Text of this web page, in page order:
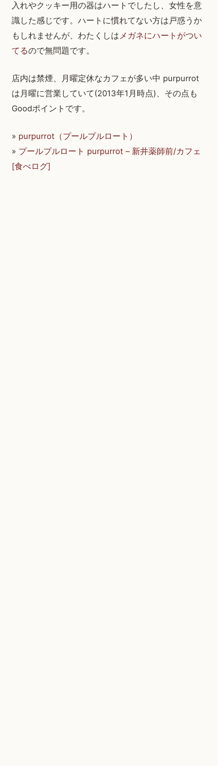
入れやクッキー用の器はハートでしたし、女性を意
識した感じです。ハートに慣れてない方は戸惑うか
もしれませんが、わたくしはメガネにハートがつい
てるので無問題です。
店内は禁煙、月曜定休なカフェが多い中 purpurrot
は月曜に営業していて(2013年1月時点)、その点も
Goodポイントです。
» purpurrot（プールプルロート）
» プールプルロート purpurrot – 新井薬師前/カフェ
[食べログ]